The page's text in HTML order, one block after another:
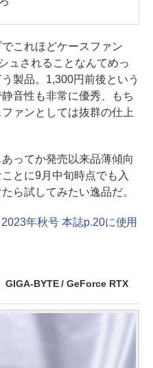
これほどケースファン
ュされることなんてめっ
製品。1,300円前後という
音性も非常に優秀、もち
ァンとしては抜群の仕上
ってか発売以来品薄傾向
とに9月中旬時点でも入
ら試してみたい逸品だ。
年秋号 本誌p.20に使用
GIGA-BYTE / GeForce RTX